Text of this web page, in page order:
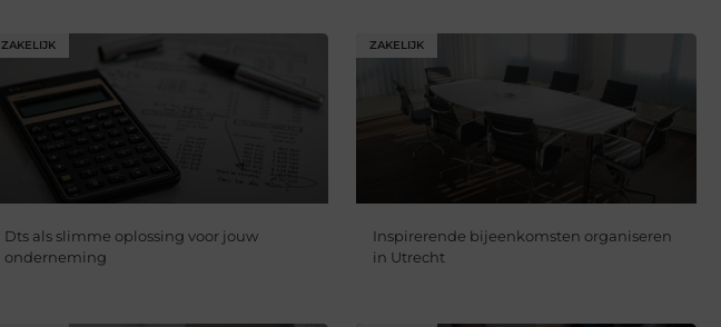
ZAKELIJK
Dts als slimme oplossing voor jouw
onderneming
ZAKELIJK
Inspirerende bijeenkomsten organiseren
in Utrecht